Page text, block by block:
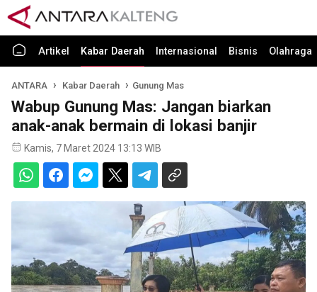
Artikel Kabar Daerah Internasional Bisnis Olahraga
ANTARA Kabar Daerah Gunung Mas
Wabup Gunung Mas: Jangan biarkan
anak-anak bermain di lokasi banjir
Kamis, 7 Maret 2024 13:13 WIB